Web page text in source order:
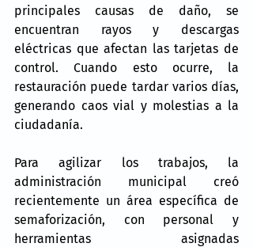
principales causas de daño, se
encuentran rayos y descargas
eléctricas que afectan las tarjetas de
control. Cuando esto ocurre, la
restauración puede tardar varios días,
generando caos vial y molestias a la
ciudadanía.
Para agilizar los trabajos, la
administración municipal creó
recientemente un área específica de
semaforización, con personal y
herramientas asignadas